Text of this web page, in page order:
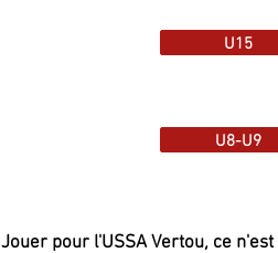
U15
U8-U9
Jouer pour l'USSA Vertou, ce